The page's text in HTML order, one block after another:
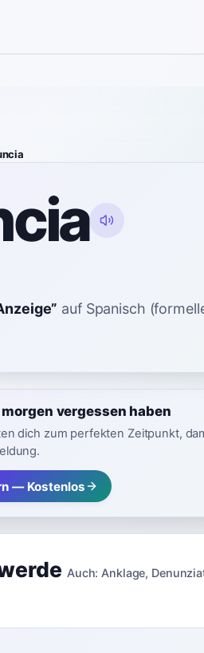
” auf Spanisch
vergessen haben
dich zum perfekten Zeitpunkt,
— Kostenlos
Auch: Anklage,